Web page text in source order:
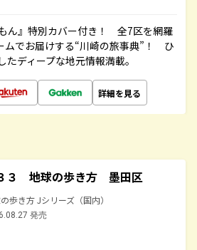
ん』特別カバー付き！ 全7区を網羅
ムでお届けする“川崎の旅事典”！ ひ
ディープな地元情報満載。
詳細を見る
３ 地球の歩き方 墨田区
歩き方 Jシリーズ（国内）
発売